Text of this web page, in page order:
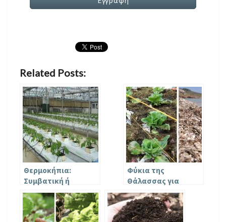
Related Posts:
Θερμοκήπια:
Συμβατική ή
υδροπονική
καλλιέργεια;
Φύκια της
Θάλασσας για
Λίπασμα –
Διαβάστε πώς
μπορείτε να τα